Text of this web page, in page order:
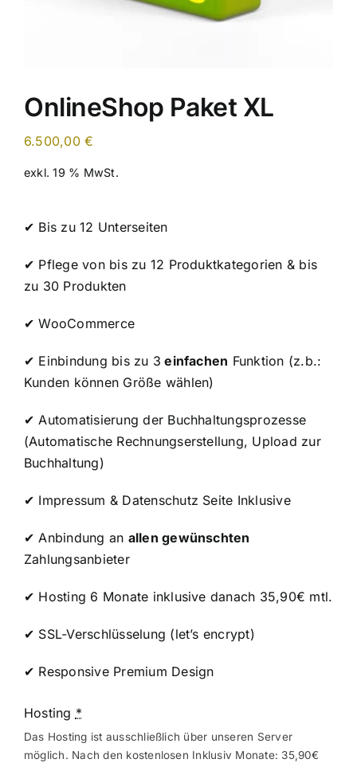
OnlineShop Paket XL
6.500,00€
exkl. 19 % MwSt.
✔ Bis zu 12 Unterseiten
✔ Pflege von bis zu 12 Produktkategorien & bis
zu 30 Produkten
✔ WooCommerce
✔ Einbindung bis zu 3 einfachen Funktion (z.b.:
Kunden können Größe wählen)
✔ Automatisierung der Buchhaltungsprozesse
(Automatische Rechnungserstellung, Upload zur
Buchhaltung)
✔ Impressum & Datenschutz Seite Inklusive
✔ Anbindung an allen gewünschten
Zahlungsanbieter
✔ Hosting 6 Monate inklusive danach 35,90€ mtl.
✔ SSL-Verschlüsselung (let’s encrypt)
✔ Responsive Premium Design
Hosting *
Das Hosting ist ausschließlich über unseren Server
möglich. Nach den kostenlosen Inklusiv Monate: 35,90€